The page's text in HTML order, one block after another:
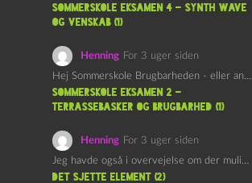
Sommerskole Eksamen 4 – Synth Wave
og Venskab (1)
Henning For 3 uger siden
Hej Sommerskole Brugbarheden - eller anvendeligheden - af "Øl&Ævl" er…
Sommerskole Eksamen 2 –
Terrassebasker og Brugbarhed (1)
Henning For 3 uger siden
Jeg havde også i overvejelse om der muligvis kunne være…
det sjette element (2)